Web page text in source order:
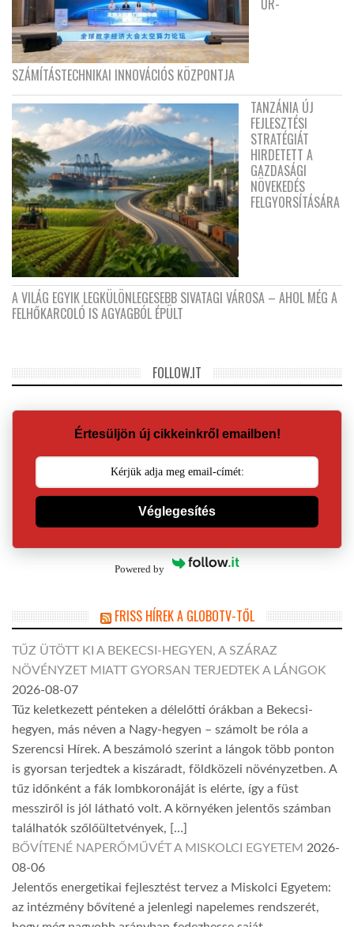
SZÁMÍTÁSTECHNIKAI INNOVÁCIÓS KÖZPONTJA
TANZÁNIA ÚJ
FEJLESZTÉSI
STRATÉGIÁT
HIRDETETT A
GAZDASÁGI
NÖVEKEDÉS
FELGYORSÍTÁSÁRA
A VILÁG EGYIK LEGKÜLÖNLEGESEBB SIVATAGI VÁROSA – AHOL MÉG A
FELHŐKARCOLÓ IS AGYAGBÓL ÉPÜLT
FOLLOW.IT
Értesüljön új cikkeinkről emailben!
Véglegesítés
Powered by
FRISS HÍREK A GLOBOTV-TŐL
TŰZ ÜTÖTT KI A BEKECSI-HEGYEN, A SZÁRAZ
NÖVÉNYZET MIATT GYORSAN TERJEDTEK A LÁNGOK
2026-08-07
Tűz keletkezett pénteken a délelőtti órákban a Bekecsi-
hegyen, más néven a Nagy-hegyen – számolt be róla a
Szerencsi Hírek. A beszámoló szerint a lángok több ponton
is gyorsan terjedtek a kiszáradt, földközeli növényzetben. A
tűz időnként a fák lombkoronáját is elérte, így a füst
messziről is jól látható volt. A környéken jelentős számban
találhatók szőlőültetvények, […]
BŐVÍTENÉ NAPERŐMŰVÉT A MISKOLCI EGYETEM 2026-
08-06
Jelentős energetikai fejlesztést tervez a Miskolci Egyetem:
az intézmény bővítené a jelenlegi napelemes rendszerét,